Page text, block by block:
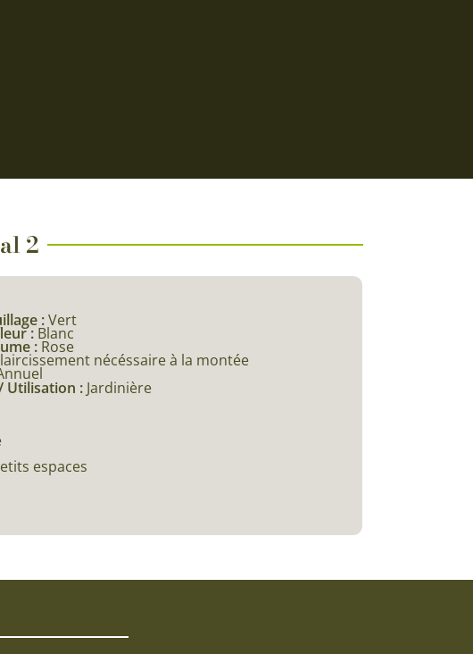
2
:Vert
: Blanc
: Rose
nécéssaire à la montée
Utilisation : Jardinière
espaces